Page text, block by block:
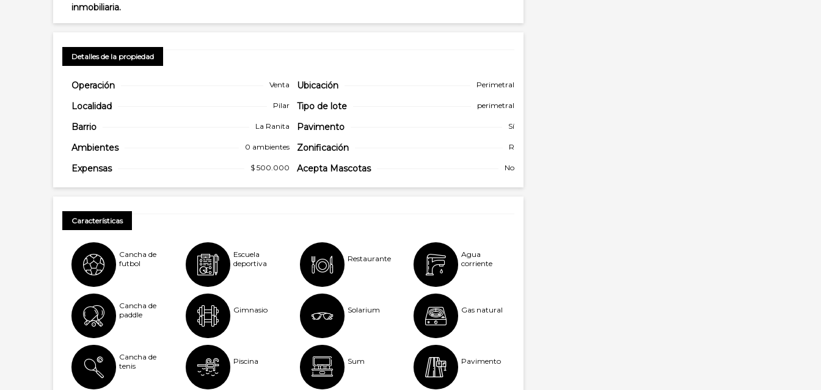
inmobiliaria.
Detalles de la propiedad
Operación Venta
Localidad Pilar
Barrio La Ranita
Ambientes 0 ambientes
Expensas $ 500.000
Ubicación Perimetral
Tipo de lote perimetral
Pavimento Sí
Zonificación R
Acepta Mascotas No
Características
Cancha de
futbol
Cancha de
paddle
Cancha de
tenis
Escuela
deportiva
Gimnasio
Piscina
Restaurante
Solarium
Sum
Agua
corriente
Gas natural
Pavimento